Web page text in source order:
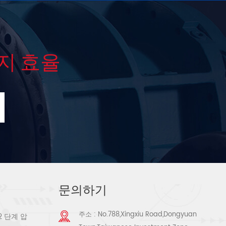
효율
단계 압
문의하기
주소 : No.788,Xingxiu Road,Dongyuan